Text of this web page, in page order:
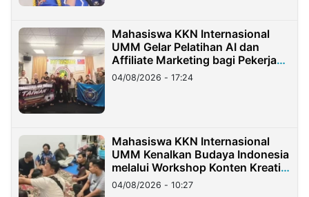
Mahasiswa KKN Internasional
UMM Gelar Pelatihan AI dan
Affiliate Marketing bagi Pekerja
Migran Indonesia di Taiwan
04/08/2026 - 17:24
Mahasiswa KKN Internasional
UMM Kenalkan Budaya Indonesia
melalui Workshop Konten Kreatif
di Taiwan
04/08/2026 - 10:27